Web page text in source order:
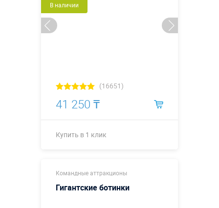
В наличии
(16651)
41 250 ₸
Купить в 1 клик
Командные аттракционы
Гигантские ботинки